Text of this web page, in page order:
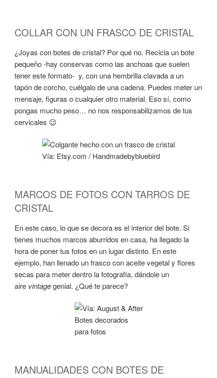
COLLAR CON UN FRASCO DE CRISTAL
¿Joyas con botes de cristal? Por qué no. Recicla un bote
pequeño -hay conservas como las anchoas que suelen
tener este formato- y, con una hembrilla clavada a un
tapón de corcho, cuélgalo de una cadena. Puedes meter un
mensaje, figuras o cualquier otro material. Eso sí, como
pongas mucho peso… no nos responsabilizamos de tus
cervicales 😉
Vía: Etsy.com / Handmadebybluebird
MARCOS DE FOTOS CON TARROS DE
CRISTAL
En este caso, lo que se decora es el interior del bote. Si
tienes muchos marcos aburridos en casa, ha llegado la
hora de poner tus fotos en un lugar distinto. En este
ejemplo, han llenado un frasco con aceite vegetal y flores
secas para meter dentro la fotografía, dándole un
aire vintagegenial. ¿Qué te parece?
Botes decorados
para fotos
MANUALIDADES CON BOTES DE